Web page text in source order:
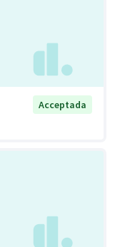
Acceptada